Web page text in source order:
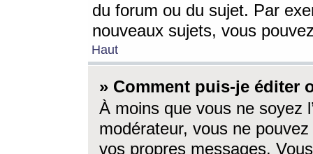
du forum ou du sujet. Par
nouveaux sujets, vous
Haut
» Comment puis-je éditer
À moins que vous ne soyez
modérateur, vous ne
vos propres messages.